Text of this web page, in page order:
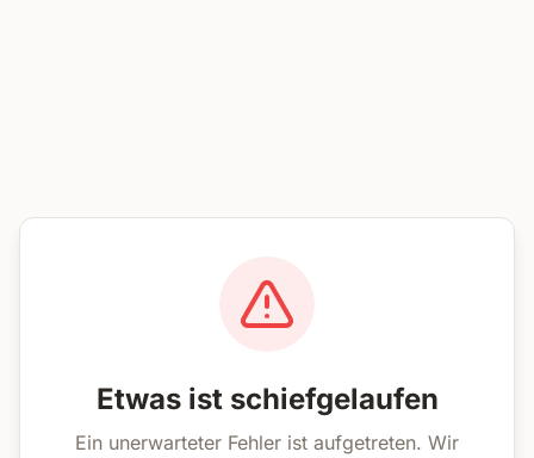
Etwas ist schiefgelaufen
Ein unerwarteter Fehler ist aufgetreten. Wir